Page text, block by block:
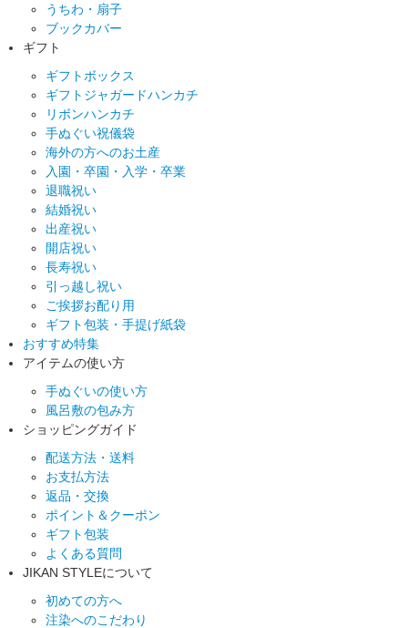
うちわ・扇子
ブックカバー
ギフト
ギフトボックス
ギフトジャガードハンカチ
リボンハンカチ
手ぬぐい祝儀袋
海外の方へのお土産
入園・卒園・入学・卒業
退職祝い
結婚祝い
出産祝い
開店祝い
長寿祝い
引っ越し祝い
ご挨拶お配り用
ギフト包装・手提げ紙袋
おすすめ特集
アイテムの使い方
手ぬぐいの使い方
風呂敷の包み方
ショッピングガイド
配送方法・送料
お支払方法
返品・交換
ポイント＆クーポン
ギフト包装
よくある質問
JIKAN STYLEについて
初めての方へ
注染へのこだわり